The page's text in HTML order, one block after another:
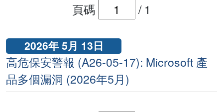
頁碼 / 1
2026年 5月 13日
高危保安警報 (A26-05-17): Microsoft 產
品多個漏洞 (2026年5月)